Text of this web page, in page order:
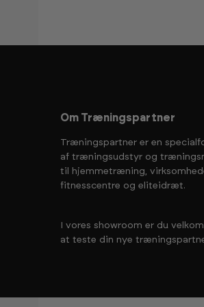
Om Træningspartner
Træningspartner er en
af træningsudstyr og
til hjemmetræning,
fitnesscentre og eliteidræt.
I vores showroom er du
at teste din nye